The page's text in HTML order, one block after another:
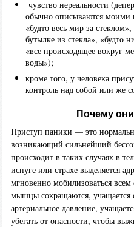
чувство нереальности
обычно описываются
«будто весь мир за
бутылке из стекла», «будто
«все происходящее вокруг
воды»);
кроме того, у человека
контроль над собой или же
Почему
Приступ паники — это
возникающий сильнейший
происходит в таких случаях в
испуге или страхе выделяется
мгновенно мобилизоваться
мышцы сокращаются, учащается
артериальное давление,
убегать от опасности, чтобы